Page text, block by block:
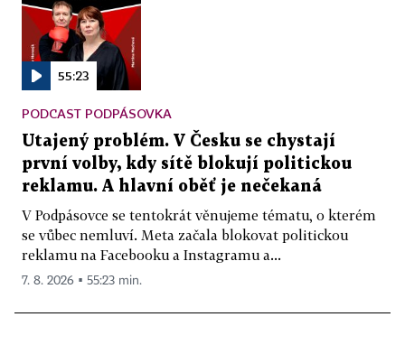
55:23
PODCAST PODPÁSOVKA
Utajený problém. V Česku se chystají
první volby, kdy sítě blokují politickou
reklamu. A hlavní oběť je nečekaná
V Podpásovce se tentokrát věnujeme tématu, o kterém
se vůbec nemluví. Meta začala blokovat politickou
reklamu na Facebooku a Instagramu a...
7. 8. 2026 ▪ 55:23 min.